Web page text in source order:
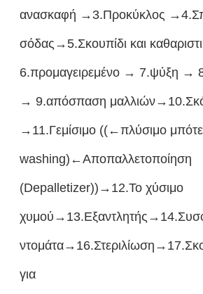
ανασκαφή →3.Προκύκλος
σόδας→5.Σκουπίδι και
6.προμαγειρεμένο → 7.ψύξη →
→ 9.απόσπαση
→11.Γεμίσιμο ((←πλύσιμο
washing)←Αποπαλλετοποίηση
(Depalletizer))→12.Το χύσιμο
για